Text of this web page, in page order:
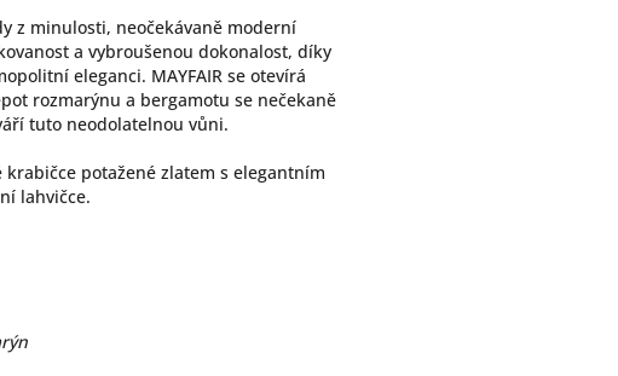
z minulosti, neočekávaně moderní
a vybroušenou dokonalost, díky
eleganci. MAYFAIR se otevírá
rozmarýnu a bergamotu se nečekaně
tuto neodolatelnou vůni.
potažené zlatem s elegantním
lahvičce.